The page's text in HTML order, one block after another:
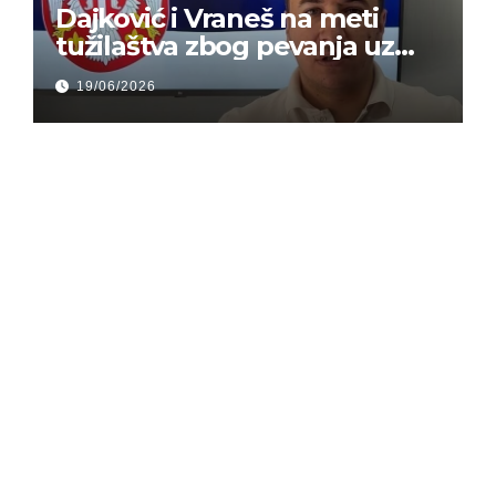
Dajković i Vraneš na meti
tužilaštva zbog pevanja uz
gusle
19/06/2026